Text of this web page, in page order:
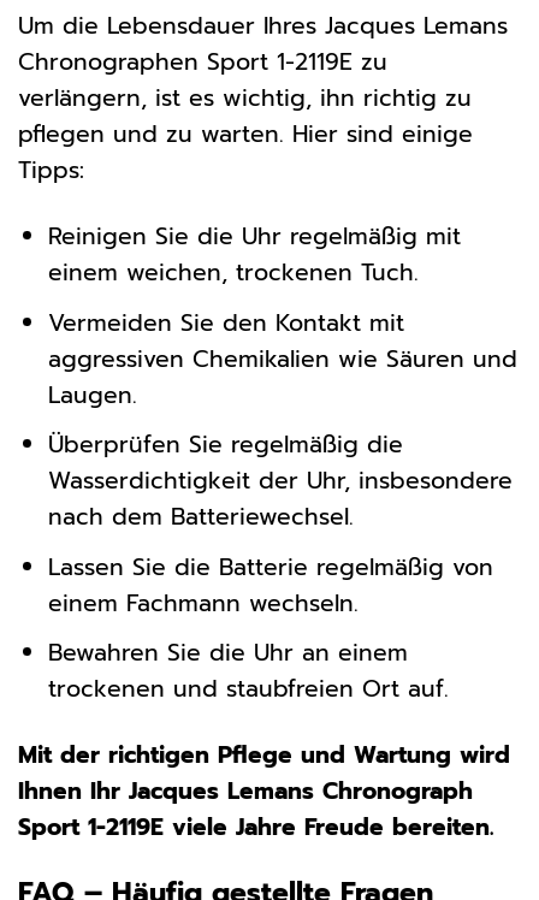
Um die Lebensdauer Ihres Jacques Lemans
Chronographen Sport 1-2119E zu
verlängern, ist es wichtig, ihn richtig zu
pflegen und zu warten. Hier sind einige
Tipps:
Reinigen Sie die Uhr regelmäßig mit
einem weichen, trockenen Tuch.
Vermeiden Sie den Kontakt mit
aggressiven Chemikalien wie Säuren und
Laugen.
Überprüfen Sie regelmäßig die
Wasserdichtigkeit der Uhr, insbesondere
nach dem Batteriewechsel.
Lassen Sie die Batterie regelmäßig von
einem Fachmann wechseln.
Bewahren Sie die Uhr an einem
trockenen und staubfreien Ort auf.
Mit der richtigen Pflege und Wartung wird
Ihnen Ihr Jacques Lemans Chronograph
Sport 1-2119E viele Jahre Freude bereiten.